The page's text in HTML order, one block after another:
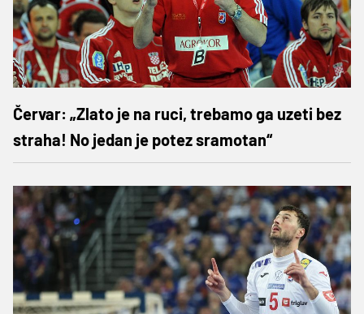
Červar: „Zlato je na ruci, trebamo ga uzeti bez
straha! No jedan je potez sramotan“